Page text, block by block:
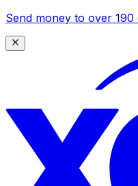
Send money to over